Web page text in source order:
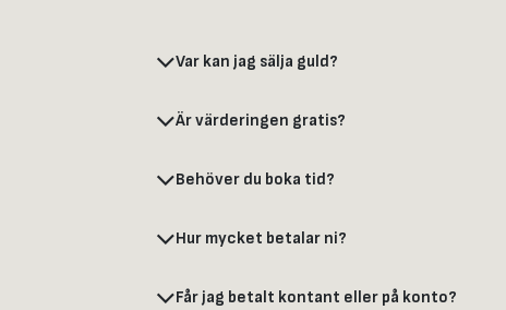
Var kan jag sälja guld?
Är värderingen gratis?
Behöver du boka tid?
Hur mycket betalar ni?
Får jag betalt kontant eller på konto?